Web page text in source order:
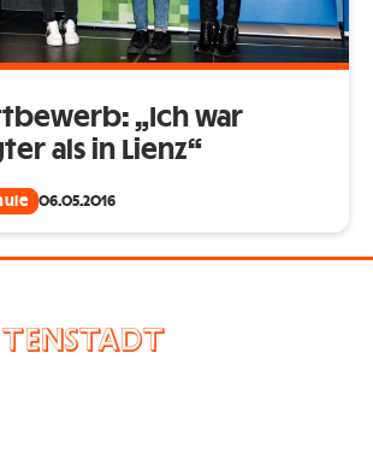
„Ich war
als in Lienz“
06.05.2016